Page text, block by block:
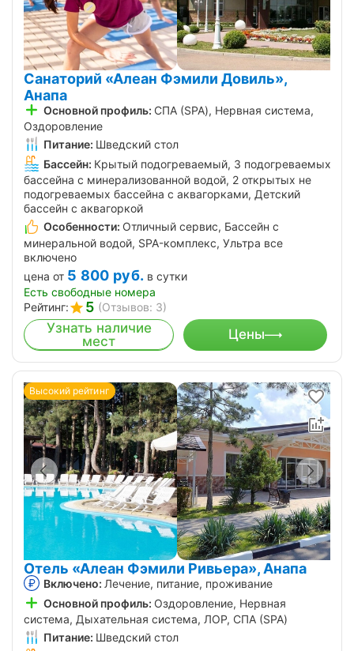
Санаторий «Алеан Фэмили Довиль»,
Анапа
Основной профиль: СПА (SPA), Нервная система,
Оздоровление
Питание: Шведский стол
Бассейн: Крытый подогреваемый, 3 подогреваемых
бассейна с минерализованной водой, 2 открытых не
подогреваемых бассейна с аквагорками, Детский
бассейн с аквагоркой
Особенности: Отличный сервис, Бассейн с
минеральной водой, SPA-комплекс, Ультра все
включено
цена от 5 800 руб. в сутки
Есть свободные номера
Рейтинг:
5 (Отзывов: 3)
Узнать наличие
мест
Цены
Высокий рейтинг
Отель «Алеан Фэмили Ривьера», Анапа
Включено: Лечение, питание, проживание
Основной профиль: Оздоровление, Нервная
система, Дыхательная система, ЛОР, СПА (SPA)
Питание: Шведский стол